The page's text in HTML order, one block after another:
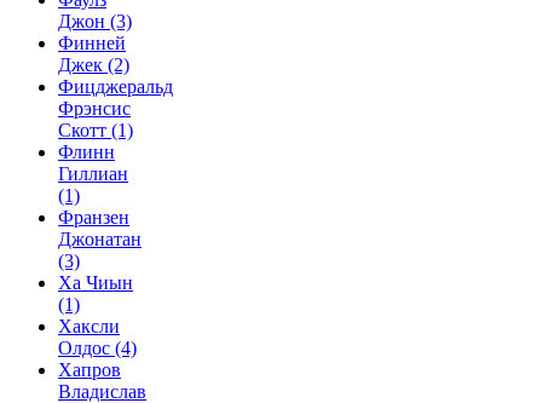
Джон (3)
Финней
Джек (2)
Фицджеральд
Фрэнсис
Скотт (1)
Флинн
Гиллиан
(1)
Франзен
Джонатан
(3)
Ха Чиын
(1)
Хаксли
Олдос (4)
Хапров
Владислав